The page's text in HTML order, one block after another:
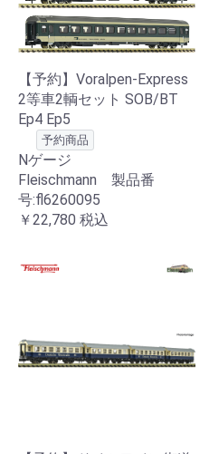
【予約】Voralpen-Express
2等車2輌セット SOB/BT
Ep4 Ep5
予約商品
Nゲージ
Fleischmann 製品番
号:fl6260095
￥22,780 税込